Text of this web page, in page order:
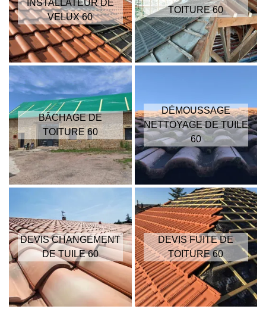
INSTALLATEUR DE
VELUX 60
TOITURE 60
BÂCHAGE DE
TOITURE 60
DÉMOUSSAGE
NETTOYAGE DE TUILE
60
DEVIS CHANGEMENT
DE TUILE 60
DEVIS FUITE DE
TOITURE 60